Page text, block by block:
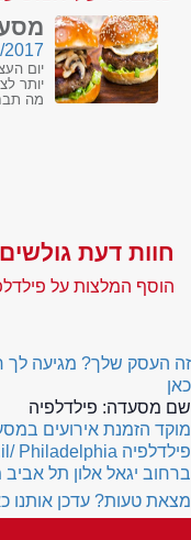
2017
יום
יותר
מה
חוות דעת
הוסף המלצות על
זה העסק שלך? מגיעה לך
כאן
שם מסעדה: פילדלפיה
מוקד הזמנת אירועים
פילדלפיה Philadelphia
ברחוב יגאל אלון תל אביב
מצאת טעות? עדכן אותנו